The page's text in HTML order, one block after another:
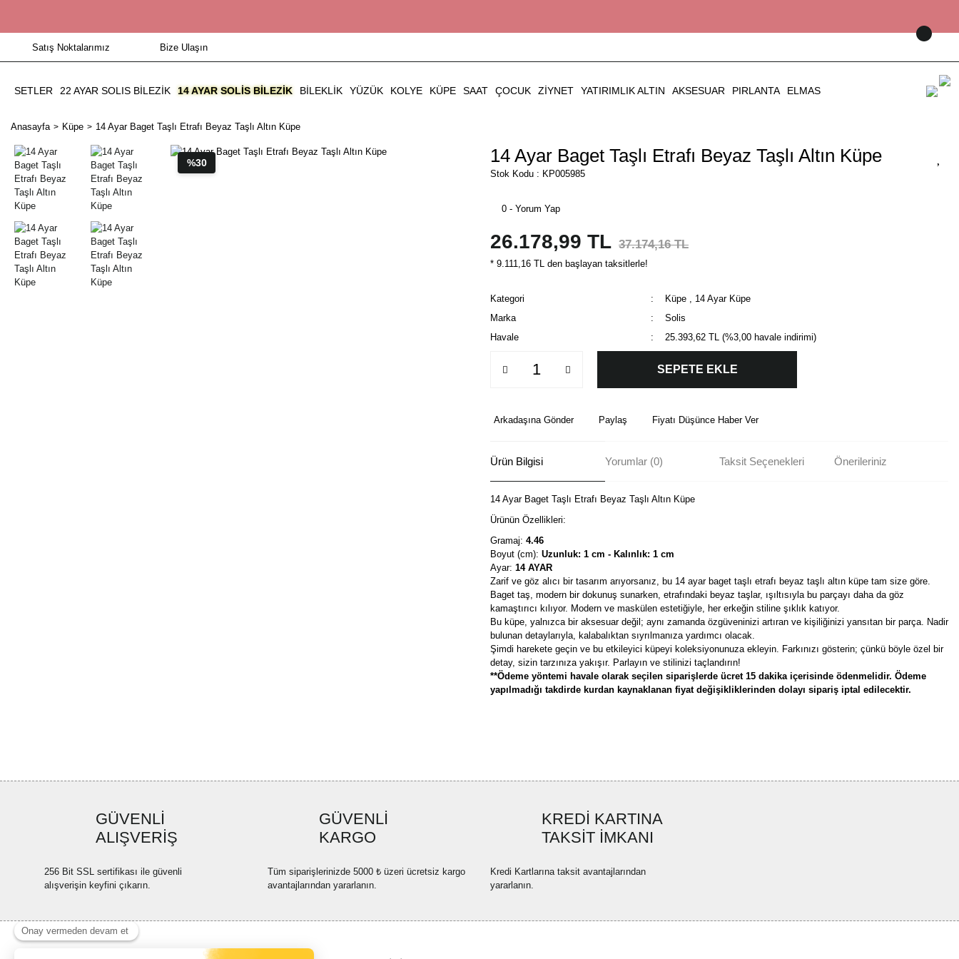
Satış Noktalarımız Bize Ulaşın
SETLER 22 AYAR SOLIS BİLEZİK 14 AYAR SOLIS BILEZIK BILEKLIK YÜZÜK KOLYE KÜPE SAAT ÇOCUK ZIYNET YATIRIMLIK ALTIN AKSESUAR PIRLANTA ELMAS
Anasayfa Küpe 14 Ayar Baget Taşlı Etrafı Beyaz Taşlı Altın Küpe
%30 14 Ayar Baget Taşlı Etrafı Beyaz Taşlı Altın Küpe
Stok Kodu : KP005985
0 - Yorum Yap
26.178,99 TL 37.174,16 TL
* 9.111,16 TL den başlayan taksitlerle!
Kategori Küpe , 14 Ayar Küpe
Marka
Solis
Havale
25.393,62 TL (%3,00 havale indirimi)
SEPETE EKLE
Arkadaşına Gönder Paylaş Fiyatı Düşünce Haber Ver
Ürün Bilgisi Yorumlar (0) Taksit Seçenekleri Önerileriniz
14 Ayar Baget Taşlı Etrafı Beyaz Taşlı Altın Küpe
Ürünün Özellikleri:
Gramaj: 4.46
Boyut (cm): Uzunluk: 1 cm - Kalınlık: 1 cm
Ayar: 14 AYAR
Zarif ve göz alıcı bir tasarım arıyorsanız, bu 14 ayar baget taşlı etrafı beyaz taşlı altın küpe tam size göre.
Baget taş, modern bir dokunuş sunarken, etrafındaki beyaz taşlar, ışıltısıyla bu parçayı daha da göz
kamaştırıcı kılıyor. Modern ve maskülen estetiğiyle, her erkeğin stiline şıklık katıyor.
Bu küpe, yalnızca bir aksesuar değil; aynı zamanda özgüveninizi artıran ve kişiliğinizi yansıtan bir parça. Nadir
bulunan detaylarıyla, kalabalıktan sıyrılmanıza yardımcı olacak.
Şimdi harekete geçin ve bu etkileyici küpeyi koleksiyonunuza ekleyin. Farkınızı gösterin; çünkü böyle özel bir
detay, sizin tarzınıza yakışır. Parlayın ve stilinizi taçlandırın!
**Ödeme yöntemi havale olarak seçilen siparişlerde ücret 15 dakika içerisinde ödenmelidir. Ödeme
yapılmadığı takdirde kurdan kaynaklanan fiyat değişikliklerinden dolayı sipariş iptal edilecektir.
Ürün açıklamasında eksik bilgiler bulunuyor.
Ürün bilgilerinde hatalar bulunuyor.
Bu ürüne benzer farklı alternatifler olmalı.
GÜVENLİ
ALIŞVERİŞ
256 Bit SSL sertifikası ile güvenli
alışverişin keyfini çıkarın.
GÜVENLİ
KARGO
Tüm siparişlerinizde 5000 ₺ üzeri ücretsiz kargo
avantajlarından yararlanın.
KREDİ KARTINA
TAKSİT İMKANI
Kredi Kartlarına taksit avantajlarından
yararlanın.